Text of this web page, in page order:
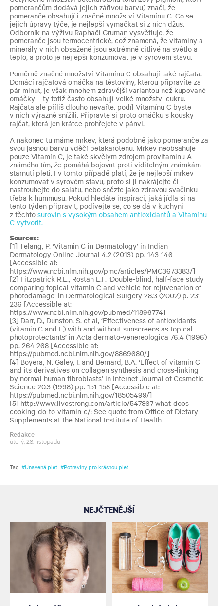
pomerančům dodává jejich zářivou barvu) značí, že
pomeranče obsahují i značné množství Vitamínu C. Co se
jejich úpravy týče, je nejlepší vymačkat si z nich džus.
Odborník na výživu Raphaël Gruman vysvětluje, že
pomeranče jsou termocentrické, což znamená, že vitaminy a
minerály v nich obsažené jsou extrémně citlivé na světlo a
teplo, a proto je nejlepší konzumovat je v syrovém stavu.
Poměrně značné množství Vitamínu C obsahují také rajčata.
Domácí rajčatová omáčka na těstoviny, kterou připravíte za
pár minut, je však mnohem zdravější variantou než kupované
omáčky – ty totiž často obsahují velké množství cukru.
Rajčata ale příliš dlouho nevařte, podíl Vitamínu C byste
v nich výrazně snížili. Připravte si proto omáčku s kousky
rajčat, která jen krátce prohřejete v pánvi.
A nakonec tu máme mrkev, která podobně jako pomeranče za
svou jasnou barvu vděčí betakarotenu. Mrkev neobsahuje
pouze Vitamín C, je také skvělým zdrojem provitaminu A
známého tím, že pomáhá bojovat proti viditelným známkám
stárnutí pleti. I v tomto případě platí, že je nejlepší mrkev
konzumovat v syrovém stavu, proto si ji nakrájejte či
nastrouhejte do salátu, nebo snězte jako zdravou svačinku
třeba k hummusu. Pokud hledáte inspiraci, jaká jídla si na
tento týden připravit, podívejte se, co se dá v kuchyni
z těchto surovin s vysokým obsahem antioxidantů a Vitamínu
C vytvořit.
Sources:
[1] Telang, P. ‘Vitamin C in Dermatology’ in Indian
Dermatology Online Journal 4.2 (2013) pp. 143-146
[Accessible at:
https://www.ncbi.nlm.nih.gov/pmc/articles/PMC3673383/]
[2] Fitzpatrick R.E., Rostan E.F. ‘Double-blind, half-face study
comparing topical vitamin C and vehicle for rejuvenation of
photodamage’ in Dermatological Surgery 28.3 (2002) p. 231-
236 [Accessible at:
https://www.ncbi.nlm.nih.gov/pubmed/11896774]
[3] Darr, D., Dunston, S. et al, ‘Effectiveness of antioxidants
(vitamin C and E) with and without sunscreens as topical
photoprotectants’ in Acta dermato-venereologica 76.4 (1996)
pp. 264-268 [Accessible at:
https://pubmed.ncbi.nlm.nih.gov/8869680/]
[4] Boyera, N. Galey, I. and Bernard, B.A. ‘Effect of vitamin C
and its derivatives on collagen synthesis and cross-linking
by normal human fibroblasts’ in Internet Journal of Cosmetic
Science 20.3 (1998) pp. 151-158 [Accessible at:
https://pubmed.ncbi.nlm.nih.gov/18505499/]
[5] http://www.livestrong.com/article/547867-what-does-
cooking-do-to-vitamin-c/: See quote from Office of Dietary
Supplements at the National Institute of Health.
Redakce
úterý, 28. listopadu
Tag:#Unavená pleť #Potraviny pro krásnou pleť
NEJČTENĚJŠÍ